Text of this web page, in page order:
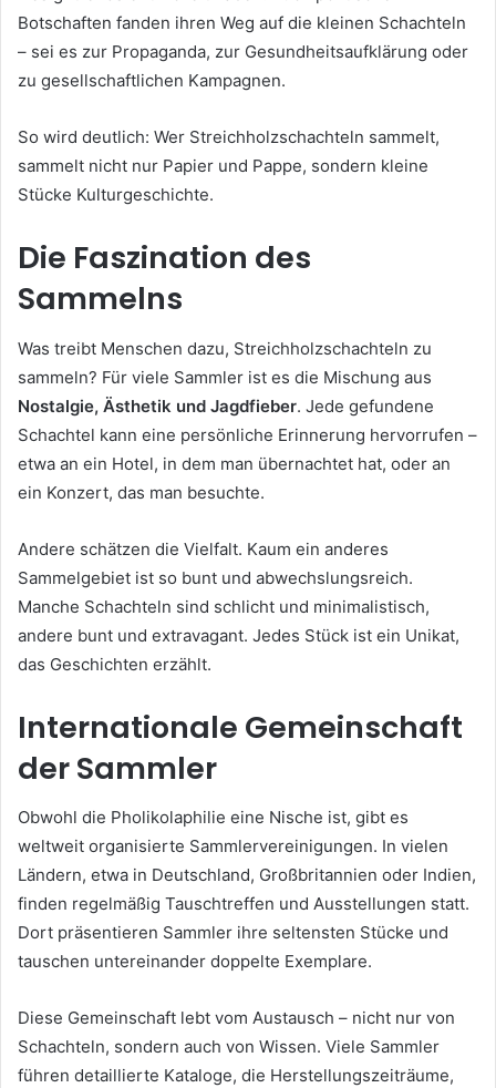
Botschaften fanden ihren Weg auf die kleinen Schachteln
– sei es zur Propaganda, zur Gesundheitsaufklärung oder
zu gesellschaftlichen Kampagnen.
So wird deutlich: Wer Streichholzschachteln sammelt,
sammelt nicht nur Papier und Pappe, sondern kleine
Stücke Kulturgeschichte.
Die Faszination des
Sammelns
Was treibt Menschen dazu, Streichholzschachteln zu
sammeln? Für viele Sammler ist es die Mischung aus
Nostalgie, Ästhetik und Jagdfieber. Jede gefundene
Schachtel kann eine persönliche Erinnerung hervorrufen –
etwa an ein Hotel, in dem man übernachtet hat, oder an
ein Konzert, das man besuchte.
Andere schätzen die Vielfalt. Kaum ein anderes
Sammelgebiet ist so bunt und abwechslungsreich.
Manche Schachteln sind schlicht und minimalistisch,
andere bunt und extravagant. Jedes Stück ist ein Unikat,
das Geschichten erzählt.
Internationale Gemeinschaft
der Sammler
Obwohl die Pholikolaphilie eine Nische ist, gibt es
weltweit organisierte Sammlervereinigungen. In vielen
Ländern, etwa in Deutschland, Großbritannien oder Indien,
finden regelmäßig Tauschtreffen und Ausstellungen statt.
Dort präsentieren Sammler ihre seltensten Stücke und
tauschen untereinander doppelte Exemplare.
Diese Gemeinschaft lebt vom Austausch – nicht nur von
Schachteln, sondern auch von Wissen. Viele Sammler
führen detaillierte Kataloge, die Herstellungszeiträume,